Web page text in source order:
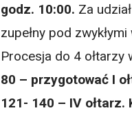
godz. 10:00. Za
zupełny pod
Procesja do 4 ołtarzy
80 – przygotować I
121- 140 – IV